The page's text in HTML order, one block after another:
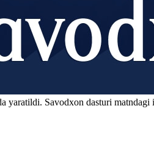
yaratildi. Savodxon dasturi